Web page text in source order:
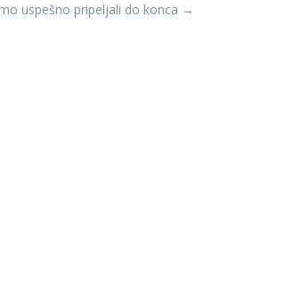
uspešno pripeljali do konca →